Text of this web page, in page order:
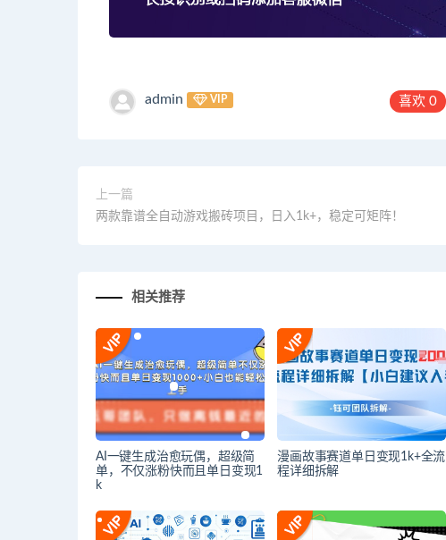
admin VIP 喜欢0
上一篇
两款靠谱全自动游戏搬砖项目，日入1k+，稳定可矩阵！
相关推荐
AI一键生成治愈玩偶，超级简
单，不仅涨粉快而且单日变现1
k
漫画故事赛道单日变现1k+全流
程详细拆解